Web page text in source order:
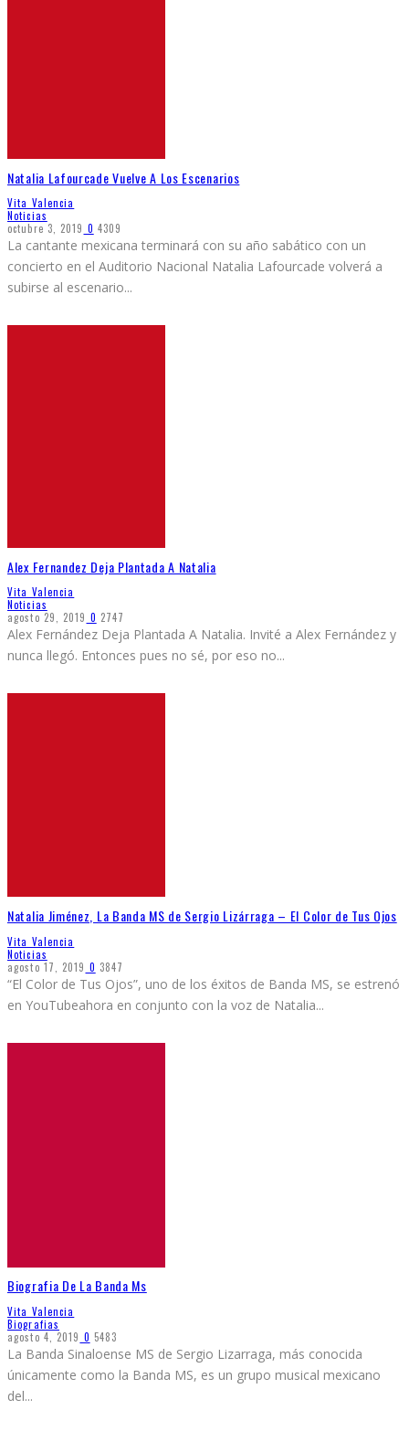
Natalia Lafourcade Vuelve A Los Escenarios
Vita Valencia
Noticias
octubre 3, 2019 0 4309
La cantante mexicana terminará con su año sabático con un
concierto en el Auditorio Nacional Natalia Lafourcade volverá a
subirse al escenario...
Alex Fernandez Deja Plantada A Natalia
Vita Valencia
Noticias
agosto 29, 2019 0 2747
Alex Fernández Deja Plantada A Natalia. Invité a Alex Fernández y
nunca llegó. Entonces pues no sé, por eso no...
Natalia Jiménez, La Banda MS de Sergio Lizárraga – El Color de Tus Ojos
Vita Valencia
Noticias
agosto 17, 2019 0 3847
“El Color de Tus Ojos”, uno de los éxitos de Banda MS, se estrenó
en YouTubeahora en conjunto con la voz de Natalia...
Biografia De La Banda Ms
Vita Valencia
Biografias
agosto 4, 2019 0 5483
La Banda Sinaloense MS de Sergio Lizarraga, más conocida
únicamente como la Banda MS, es un grupo musical mexicano
del...